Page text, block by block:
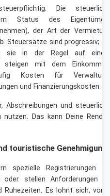
Die
Status des
der Art der
Steuersätze sind progressiv;
sie in der Regel auf
steigen mit dem
Kosten für
und Finanzierungskosten.
Abschreibungen und
Das kann Deine
touristische
spezielle Registrierungen
oder stellen Anforderungen
Ruhezeiten. Es lohnt sich,